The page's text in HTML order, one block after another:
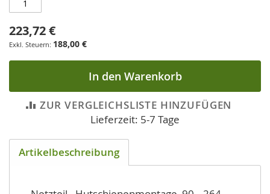
223,72 €
188,00 €
In den Warenkorb
ZUR VERGLEICHSLISTE HINZUFÜGEN
Lieferzeit: 5-7 Tage
Artikelbeschreibung